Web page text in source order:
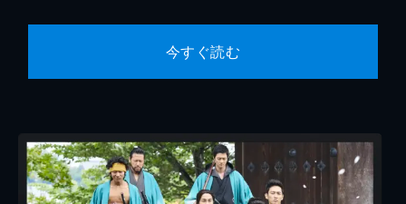
今すぐ読む